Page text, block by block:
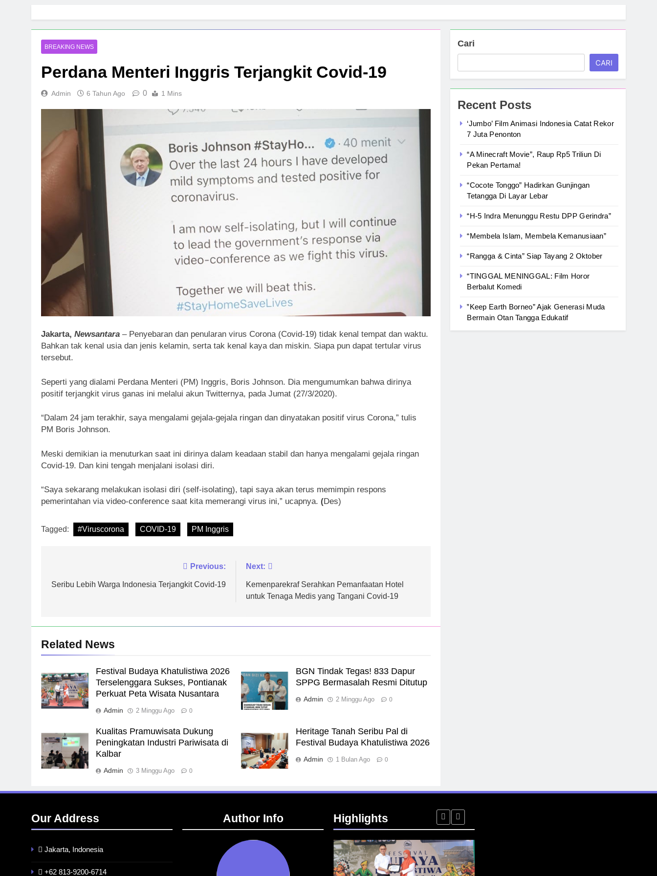
BREAKING NEWS
Perdana Menteri Inggris Terjangkit Covid-19
Admin 6 Tahun Ago 0 1 Mins
Jakarta, Newsantara – Penyebaran dan penularan virus Corona (Covid-19) tidak kenal tempat dan waktu.
Bahkan tak kenal usia dan jenis kelamin, serta tak kenal kaya dan miskin. Siapa pun dapat tertular virus
tersebut.
Seperti yang dialami Perdana Menteri (PM) Inggris, Boris Johnson. Dia mengumumkan bahwa dirinya
positif terjangkit virus ganas ini melalui akun Twitternya, pada Jumat (27/3/2020).
“Dalam 24 jam terakhir, saya mengalami gejala-gejala ringan dan dinyatakan positif virus Corona,” tulis
PM Boris Johnson.
Meski demikian ia menuturkan saat ini dirinya dalam keadaan stabil dan hanya mengalami gejala ringan
Covid-19. Dan kini tengah menjalani isolasi diri.
“Saya sekarang melakukan isolasi diri (self-isolating), tapi saya akan terus memimpin respons
pemerintahan via video-conference saat kita memerangi virus ini,” ucapnya. (Des)
Tagged: #Viruscorona COVID-19 PM Inggris
pos
Previous:
Seribu Lebih Warga Indonesia Terjangkit Covid-19
Next:
Kemenparekraf Serahkan Pemanfaatan Hotel
untuk Tenaga Medis yang Tangani Covid-19
Related News
Festival Budaya Khatulistiwa 2026
Terselenggara Sukses, Pontianak
Perkuat Peta Wisata Nusantara
Admin 2 Minggu Ago 0
BGN Tindak Tegas! 833 Dapur
SPPG Bermasalah Resmi Ditutup
Admin 2 Minggu Ago 0
Kualitas Pramuwisata Dukung
Peningkatan Industri Pariwisata di
Kalbar
Admin 3 Minggu Ago 0
Heritage Tanah Seribu Pal di
Festival Budaya Khatulistiwa 2026
Admin 1 Bulan Ago 0
Cari
CARI
Recent Posts
‘Jumbo’ Film Animasi Indonesia Catat Rekor
7 Juta Penonton
“A Minecraft Movie”, Raup Rp5 Triliun Di
Pekan Pertama!
“Cocote Tonggo” Hadirkan Gunjingan
Tetangga Di Layar Lebar
“H-5 Indra Menunggu Restu DPP Gerindra”
“Membela Islam, Membela Kemanusiaan”
“Rangga & Cinta” Siap Tayang 2 Oktober
“TINGGAL MENINGGAL: Film Horor
Berbalut Komedi
‟Keep Earth Borneo” Ajak Generasi Muda
Bermain Otan Tangga Edukatif
Our Address
Jakarta, Indonesia
+62 813-9200-6714
Author Info Highlights